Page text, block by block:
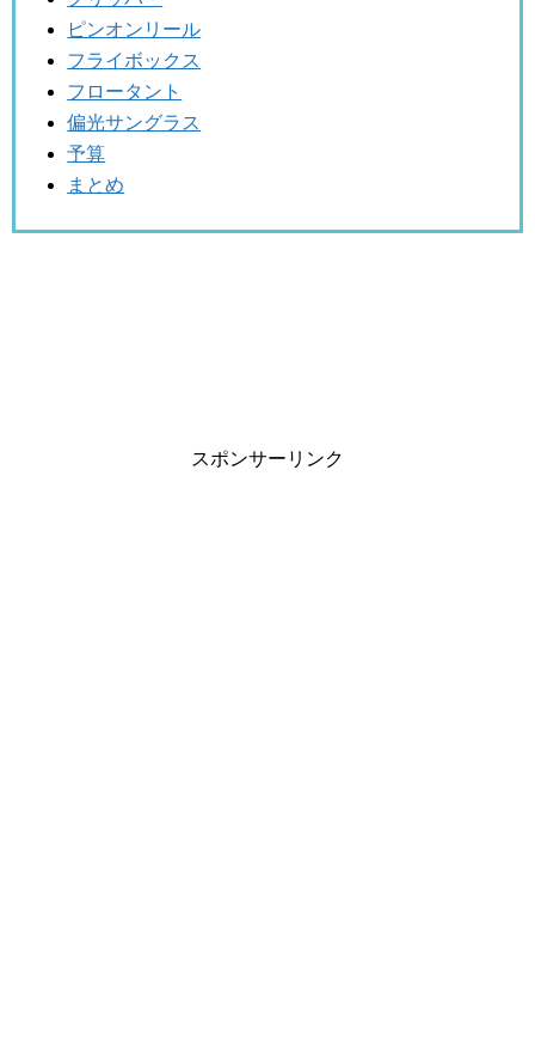
ピンオンリール
フライボックス
フロータント
偏光サングラス
予算
まとめ
スポンサーリンク